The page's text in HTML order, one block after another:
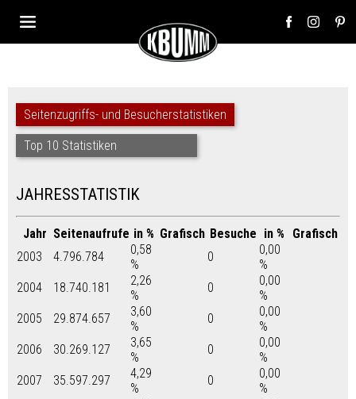
Seitenzugriffs- und Besucherstatistiken
Top 10 Statistiken
JAHRESSTATISTIK
Jahr Seitenaufrufe in % Grafisch Besuche in %
Grafisch
2003
4.796.784
0,58
%
0
0,00
%
2004
18.740.181
2,26
%
0
0,00
%
2005
29.874.657
3,60
%
0
0,00
%
2006
30.269.127
3,65
%
0
0,00
%
2007
35.597.297
4,29
%
0
0,00
%